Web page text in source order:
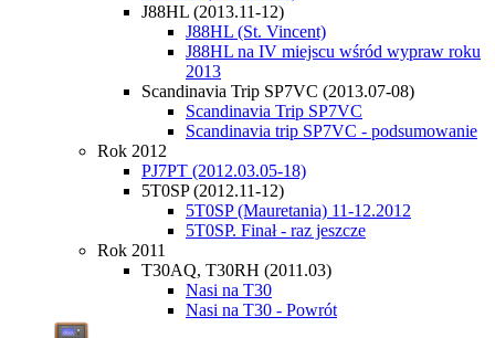
J88HL (2013.11-12)
J88HL (St. Vincent)
J88HL na IV miejscu wśród wypraw roku
2013
Scandinavia Trip SP7VC (2013.07-08)
Scandinavia Trip SP7VC
Scandinavia trip SP7VC - podsumowanie
Rok 2012
PJ7PT (2012.03.05-18)
5T0SP (2012.11-12)
5T0SP (Mauretania) 11-12.2012
5T0SP. Finał - raz jeszcze
Rok 2011
T30AQ, T30RH (2011.03)
Nasi na T30
Nasi na T30 - Powrót